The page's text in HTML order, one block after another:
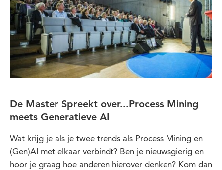
De Master Spreekt over...Process Mining
meets Generatieve AI
Wat krijg je als je twee trends als Process Mining en
(Gen)AI met elkaar verbindt? Ben je nieuwsgierig en
hoor je graag hoe anderen hierover denken? Kom dan